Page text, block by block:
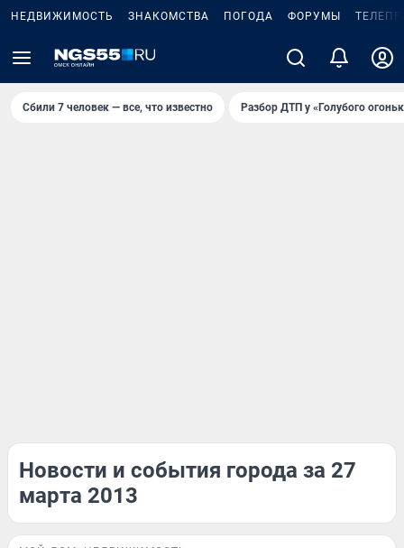
НЕДВИЖИМОСТЬ ЗНАКОМСТВА ПОГОДА ФОРУМЫ
Сбили 7 человек — все, что известно Разбор ДТП у «Голубого
Новости и события города за 27
марта 2013